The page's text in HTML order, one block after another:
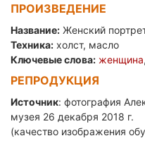
ПРОИЗВЕДЕНИЕ
Название: Женский
Техника: холст, масло
Ключевые слова: женщина,
РЕПРОДУКЦИЯ
Источник: фотография
музея 26 декабря 2018 г.
(качество изображения